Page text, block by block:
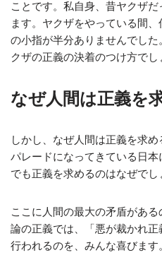
ことです。私自身、昔ヤクザ
ます。ヤクザをやっている間
の小指が半分ありませんでし
クザの正義の決着のつけ方でし
なぜ人間は正義を
しかし、なぜ人間は正義を求
パレードになってきている日
でも正義を求めるのはなぜでし
ここに人間の最大の矛盾があ
論の正義では、「悪が裁かれ
行われるのを、みんな喜びま